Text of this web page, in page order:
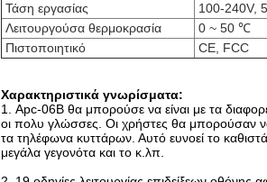
Τάση εργασίας
100-240V,
Λειτουργούσα θερμοκρασία
0 ~ 50 ℃
Πιστοποιητικό
CE, FCC
Χαρακτηριστικά γνωρίσματα:
1. Apc-06B θα μπορούσε να είναι με τα
οι πολυ γλώσσες. Οι χρήστες θα μπορούσαν
τα τηλέφωνα κυττάρων. Αυτό ευνοεί το
μεγάλα γεγονότα και το κ.λπ.